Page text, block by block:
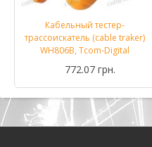
Кабельный тестер-
трассоискатель (cable traker)
WH806B, Tcom-Digital
772.07 грн.